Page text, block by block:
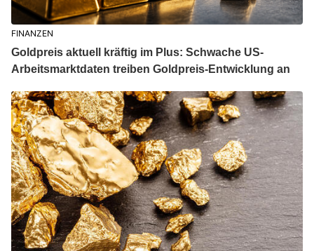
FINANZEN
Goldpreis aktuell kräftig im Plus: Schwache US-
Arbeitsmarktdaten treiben Goldpreis-Entwicklung an